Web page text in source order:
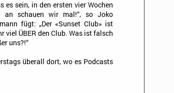
es sein, in den ersten vier Wochen
schauen wir mal!“, so Joko
fügt: „Der «Sunset Club» ist
viel ÜBER den Club. Was ist falsch
uns?!“
überall dort, wo es Podcasts